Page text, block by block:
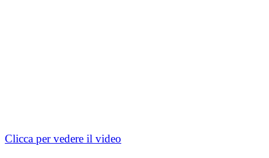
Clicca per vedere il video